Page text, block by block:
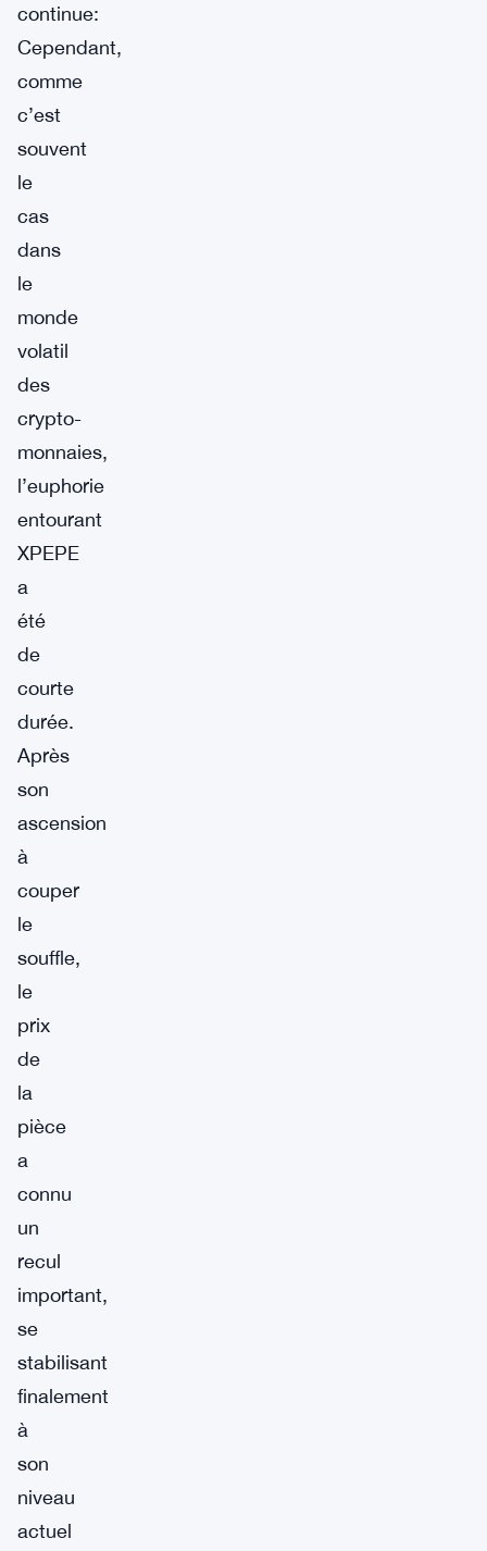
continue:
Cependant,
comme
c’est
souvent
le
cas
dans
le
monde
volatil
des
crypto-
monnaies,
l’euphorie
entourant
XPEPE
a
été
de
courte
durée.
Après
son
ascension
à
couper
le
souffle,
le
prix
de
la
pièce
a
connu
un
recul
important,
se
stabilisant
finalement
à
son
niveau
actuel